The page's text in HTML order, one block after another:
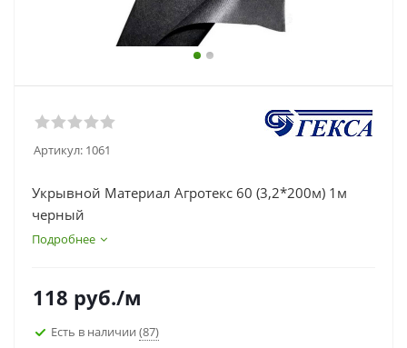
Артикул: 1061
Укрывной Материал Агротекс 60 (3,2*200м) 1м
черный
Подробнее
118 руб./м
Есть в наличии (87)